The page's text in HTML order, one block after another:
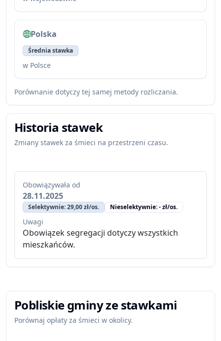
Polska
Średnia stawka
w Polsce
Porównanie dotyczy tej samej metody rozliczania.
Historia stawek
Zmiany stawek za śmieci na przestrzeni czasu.
Obowiązywała od
28.11.2025
Selektywnie: 29,00 zł/os. Nieselektywnie: - zł/os.
Uwagi
Obowiązek segregacji dotyczy wszystkich
mieszkańców.
Pobliskie gminy ze stawkami
Porównaj opłaty za śmieci w okolicy.